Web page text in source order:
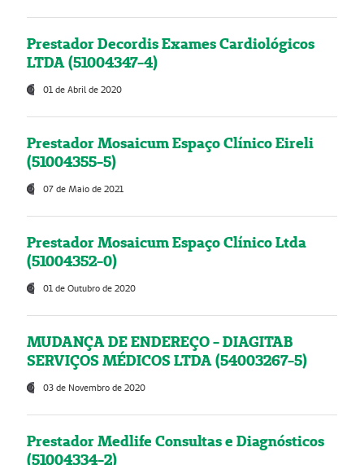
Prestador Decordis Exames Cardiológicos
LTDA (51004347-4)
01 de Abril de 2020
Prestador Mosaicum Espaço Clínico Eireli
(51004355-5)
07 de Maio de 2021
Prestador Mosaicum Espaço Clínico Ltda
(51004352-0)
01 de Outubro de 2020
MUDANÇA DE ENDEREÇO - DIAGITAB
SERVIÇOS MÉDICOS LTDA (54003267-5)
03 de Novembro de 2020
Prestador Medlife Consultas e Diagnósticos
(51004334-2)